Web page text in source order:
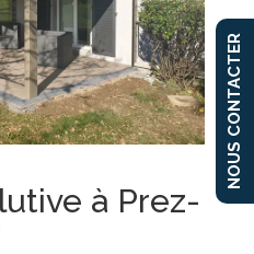
à Prez-
NOUS CONTACTER